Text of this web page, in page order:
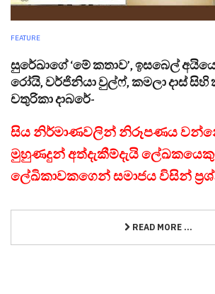
FEATURE
සුරේඛාගේ ‘මේ කතාව’, ඉසබෙල්
රෝයි, වර්ජිනියා වුල්ෆ්, කමලා දාස්
චතුරිකා දාබරේ-
සිය නිර්මාණවලින් නිරූපණය
මුහුණදුන් අත්දැකීම්දැයි
ලේඛිකාවකගෙන් සමාජය විසින්
READ MORE ...